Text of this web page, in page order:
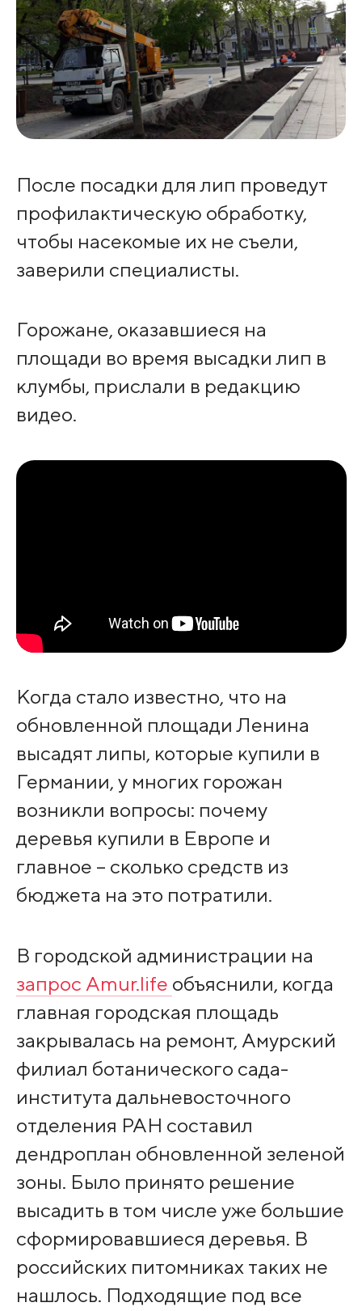
После посадки для лип проведут
профилактическую обработку,
чтобы насекомые их не съели,
заверили специалисты.
Горожане, оказавшиеся на
площади во время высадки лип в
клумбы, прислали в редакцию
видео.
Когда стало известно, что на
обновленной площади Ленина
высадят липы, которые купили в
Германии, у многих горожан
возникли вопросы: почему
деревья купили в Европе и
главное – сколько средств из
бюджета на это потратили.
В городской администрации на
запрос Amur.life объяснили, когда
главная городская площадь
закрывалась на ремонт, Амурский
филиал ботанического сада-
института дальневосточного
отделения РАН составил
дендроплан обновленной зеленой
зоны. Было принято решение
высадить в том числе уже большие
сформировавшиеся деревья. В
российских питомниках таких не
нашлось. Подходящие под все